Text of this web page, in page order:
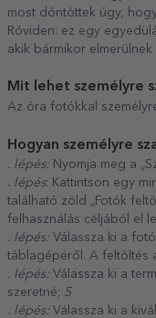
most döntöttek úgy,
Röviden: ez egy
akik bármikor elmerülnek
Mit lehet személyre
Az óra fotókkal
Hogyan személyre
. lépés: Nyomja meg a
. lépés: Kattintson egy
található zöld „Fotók
felhasználás céljából el
. lépés: Válassza ki a
táblagépéről. A feltöltés
. lépés: Válassza ki a
szeretné; 5
. lépés: Válassza ki a